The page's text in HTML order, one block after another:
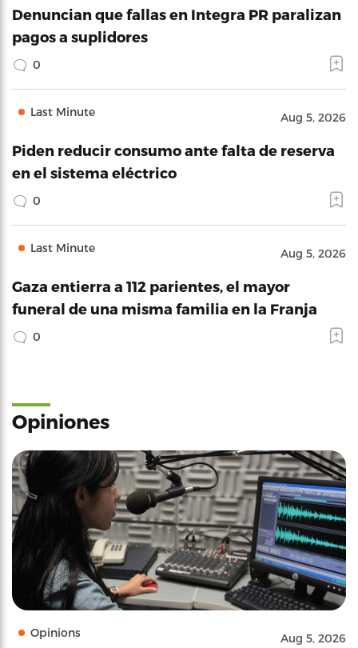
Denuncian que fallas en Integra PR paralizan
pagos a suplidores
0
Last Minute Aug 5, 2026
Piden reducir consumo ante falta de reserva
en el sistema eléctrico
0
Last Minute Aug 5, 2026
Gaza entierra a 112 parientes, el mayor
funeral de una misma familia en la Franja
0
Opiniones
Opinions Aug 5, 2026